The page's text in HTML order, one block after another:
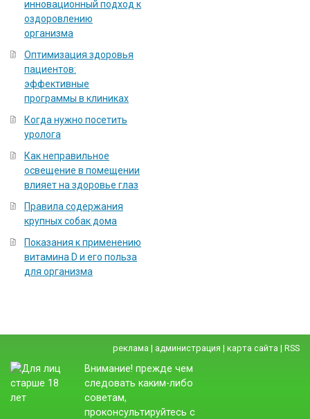
инновационный подход к
оздоровлению
организма
Оптимизация здоровья
пациентов:
эффективные
программы в клиниках
Когда нужно посетить
уролога
Как неправильное
освещение в помещении
влияет на здоровье глаз
Правила содержания
крупных собак дома
Показания к применению
витамина D и его польза
для организма
реклама | администрация | карта сайта | RSS
Внимание! прежде чем
следовать каким-либо
советам,
проконсультируйтесь с